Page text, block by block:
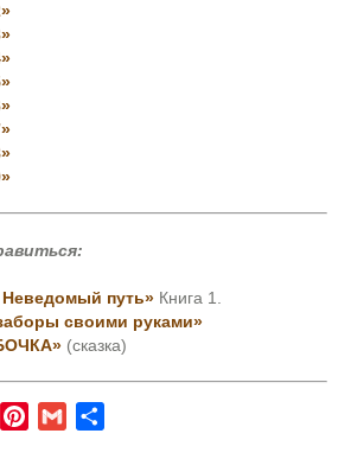
путь»Книга 1.
своими руками»
(сказка)
W